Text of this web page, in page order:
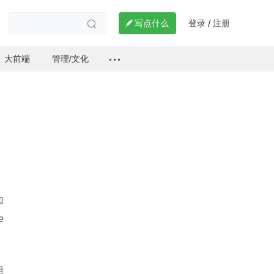
  写点什么 登录 / 注册
大前端 管理/文化